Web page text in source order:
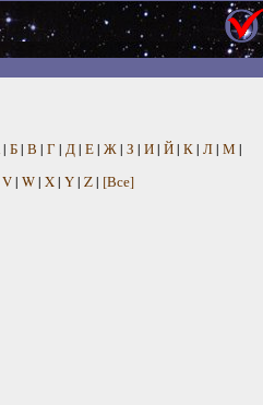
| Б| В | Г | Д| Е| Ж| З | И| Й| К| Л| М |
V| W| X| Y| Z| [Все]